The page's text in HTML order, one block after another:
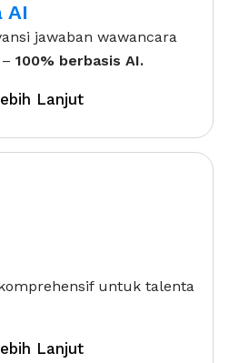
AI
jawaban wawancara
100% berbasis AI.
Lanjut
untuk talenta
Lanjut